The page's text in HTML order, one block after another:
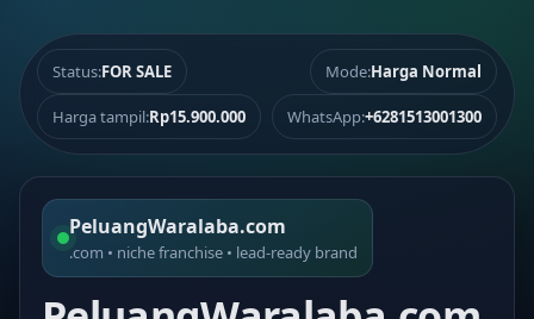
Status:FOR SALE Mode:Harga Normal
Harga tampil:Rp15.900.000 WhatsApp:+6281513001300
PeluangWaralaba.com
.com • niche franchise • lead-ready brand